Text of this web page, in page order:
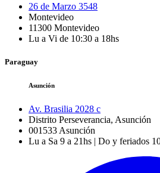
26 de Marzo 3548
Montevideo
11300 Montevideo
Lu a Vi de 10:30 a 18hs
Paraguay
Asunción
Av. Brasilia 2028 c
Distrito Perseverancia, Asunción
001533 Asunción
Lu a Sa 9 a 21hs | Do y feriados